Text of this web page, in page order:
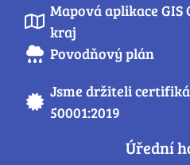
Mapová aplikace GIS
kraj
Povodňový plán
Jsme držiteli
50001:2019
Úřední